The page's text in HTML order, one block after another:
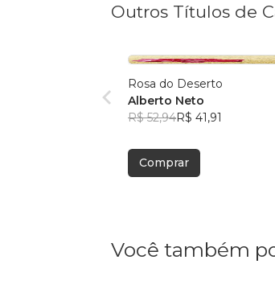
Outros Títulos de
Rosa do Deserto
Alberto Neto
R$ 52,94R$ 41,91
Comprar
Você também